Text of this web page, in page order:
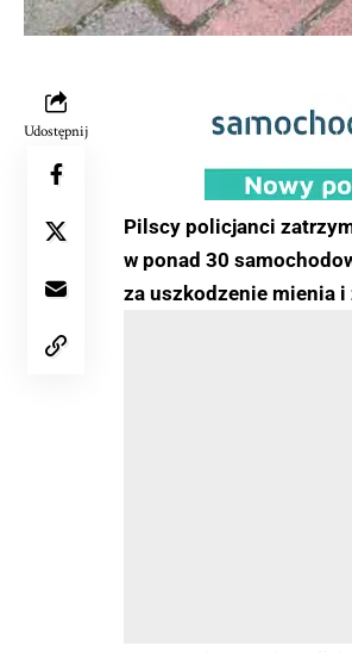
Udostępnij
Pilscy policjanci
w ponad 30
za uszkodzenie mienia